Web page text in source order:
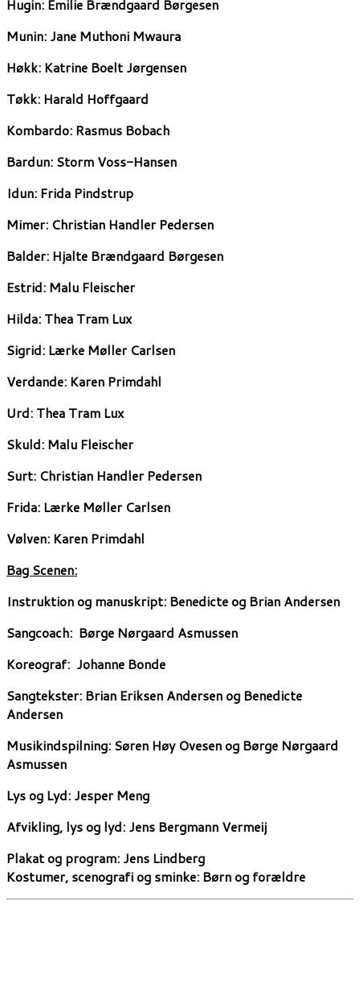
Hugin: Emilie Brændgaard Børgesen
Munin: Jane Muthoni Mwaura
Høkk: Katrine Boelt Jørgensen
Tøkk: Harald Hoffgaard
Kombardo: Rasmus Bobach
Bardun: Storm Voss-Hansen
Idun: Frida Pindstrup
Mimer: Christian Handler Pedersen
Balder: Hjalte Brændgaard Børgesen
Estrid: Malu Fleischer
Hilda: Thea Tram Lux
Sigrid: Lærke Møller Carlsen
Verdande: Karen Primdahl
Urd: Thea Tram Lux
Skuld: Malu Fleischer
Surt: Christian Handler Pedersen
Frida: Lærke Møller Carlsen
Vølven: Karen Primdahl
Bag Scenen:
Instruktion og manuskript: Benedicte og Brian Andersen
Sangcoach: Børge Nørgaard Asmussen
Koreograf: Johanne Bonde
Sangtekster: Brian Eriksen Andersen og Benedicte
Andersen
Musikindspilning: Søren Høy Ovesen og Børge Nørgaard
Asmussen
Lys og Lyd: Jesper Meng
Afvikling, lys og lyd: Jens Bergmann Vermeij
Plakat og program: Jens Lindberg
Kostumer, scenografi og sminke: Børn og forældre